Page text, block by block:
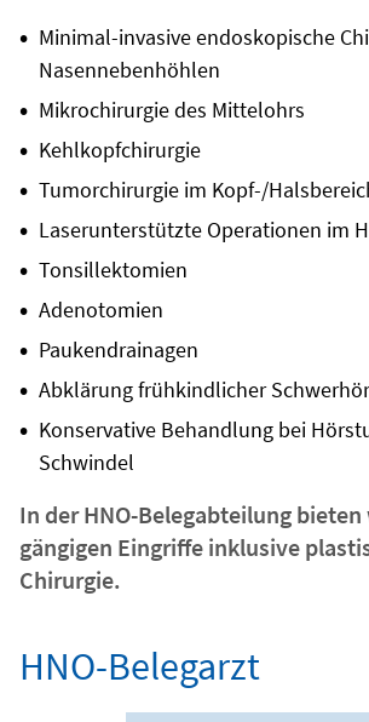
Minimal-invasive endoskopische
Nasennebenhöhlen
Mikrochirurgie des Mittelohrs
Kehlkopfchirurgie
Tumorchirurgie im Kopf-/
Laserunterstützte Operationen im
Tonsillektomien
Adenotomien
Paukendrainagen
Abklärung frühkindlicher
Konservative Behandlung bei
Schwindel
In der HNO-Belegabteilung
gängigen Eingriffe inklusive
Chirurgie.
HNO-Belegarzt